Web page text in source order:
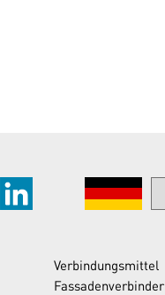
Verbindungsmittel
Fassadenverbinder